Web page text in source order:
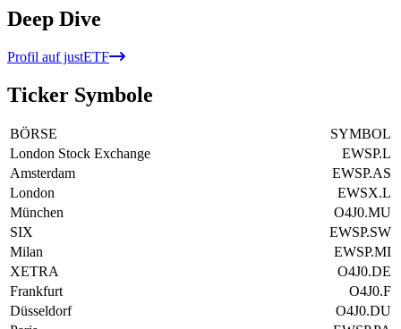
Deep Dive
Profil auf justETF
Ticker Symbole
BÖRSE
SYMBOL
London Stock Exchange
EWSP.L
Amsterdam
EWSP.AS
London
EWSX.L
München
O4J0.MU
SIX
EWSP.SW
Milan
EWSP.MI
XETRA
O4J0.DE
Frankfurt
O4J0.F
Düsseldorf
O4J0.DU